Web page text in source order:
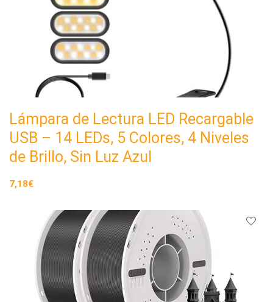
Lámpara de Lectura LED Recargable
USB – 14 LEDs, 5 Colores, 4 Niveles
de Brillo, Sin Luz Azul
7,18€